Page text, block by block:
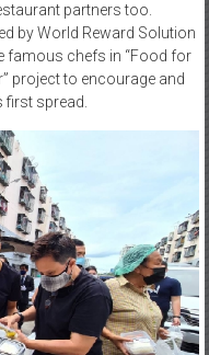
partners too.
by World Reward Solution
famous chefs in “Food for
project to encourage and
spread.